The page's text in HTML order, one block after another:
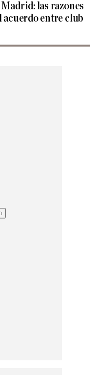
las razones
acuerdo entre club